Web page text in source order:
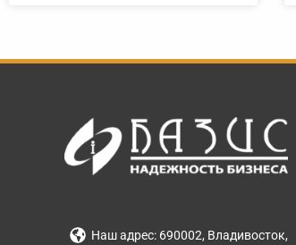
Наш адрес: 690002, Владивосток,